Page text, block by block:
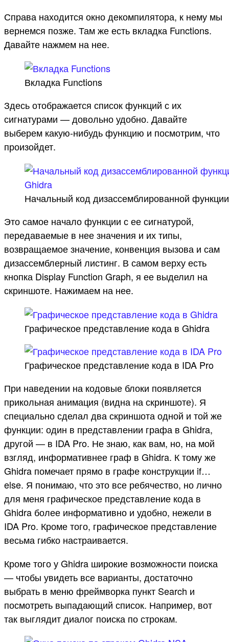
Справа находится окно декомпилятора, к нему мы
вернемся позже. Там же есть вкладка Functions.
Давайте нажмем на нее.
Вкладка Functions
Здесь отображается список функций с их
сигнатурами — довольно удобно. Давайте
выберем какую-нибудь функцию и посмотрим, что
произойдет.
Начальный код дизассемблированной функции
Это самое начало функции с ее сигнатурой,
передаваемые в нее значения и их типы,
возвращаемое значение, конвенция вызова и сам
дизассемблерный листинг. В самом верху есть
кнопка Display Function Graph, я ее выделил на
скриншоте. Нажимаем на нее.
Графическое представление кода в Ghidra
Графическое представление кода в IDA Pro
При наведении на кодовые блоки появляется
прикольная анимация (видна на скриншоте). Я
специально сделал два скриншота одной и той же
функции: один в представлении графа в Ghidra,
другой — в IDA Pro. Не знаю, как вам, но, на мой
взгляд, информативнее граф в Ghidra. К тому же
Ghidra помечает прямо в графе конструкции if…
else. Я понимаю, что это все ребячество, но лично
для меня графическое представление кода в
Ghidra более информативно и удобно, нежели в
IDA Pro. Кроме того, графическое представление
весьма гибко настраивается.
Кроме того у Ghidra широкие возможности поиска
— чтобы увидеть все варианты, достаточно
выбрать в меню фреймворка пункт Search и
посмотреть выпадающий список. Например, вот
так выглядит диалог поиска по строкам.